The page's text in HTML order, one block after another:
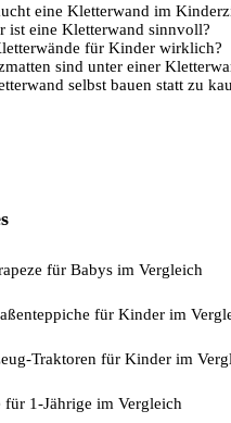
eine Kletterwand im
ist eine Kletterwand sinnvoll?
für Kinder wirklich?
sind unter einer
selbst bauen statt zu
für Babys im Vergleich
für Kinder im
Traktoren für Kinder im
für 1-Jährige im Vergleich